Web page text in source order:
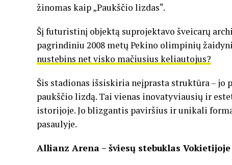
žinomas kaip „Paukščio lizdas“.
Šį futuristinį objektą suprojektavo šveicarų
pagrindiniu 2008 metų Pekino olimpinių
nustebins net visko mačiusius keliautojus?
Šis stadionas išsiskiria neįprasta struktūra –
paukščio lizdą. Tai vienas inovatyviausių ir
istorijoje. Jo blizgantis paviršius ir unikali
pasaulyje.
Allianz Arena – šviesų stebuklas Vokietijoje